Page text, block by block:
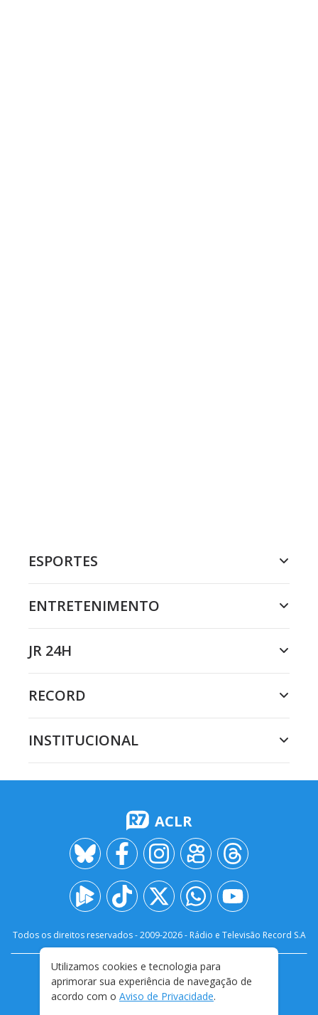
ESPORTES
ENTRETENIMENTO
JR 24H
RECORD
INSTITUCIONAL
ACLR
Todos os direitos reservados - 2009-2026- Rádio e Televisão Record S.A
FALE CONOSCO
PRIVACIDADE
TERMOS E CONDIÇÕES DE USO
Utilizamos cookies e tecnologia para
aprimorar sua experiência de navegação de
acordo com o Aviso de Privacidade.